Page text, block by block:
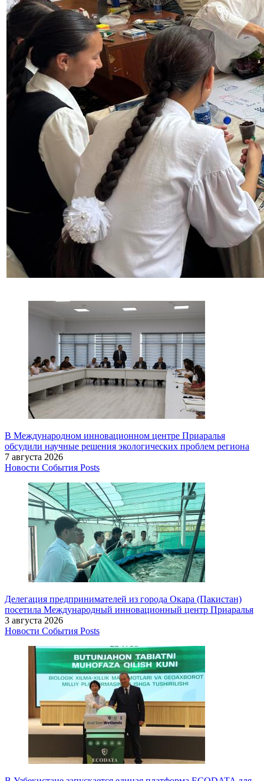
В Международном инновационном центре Приаралья
обсудили научные решения экологических проблем региона
7 августа 2026
Новости События Posts
Делегация предпринимателей из города Окара (Пакистан)
посетила Международный инновационный центр Приаралья
3 августа 2026
Новости События Posts